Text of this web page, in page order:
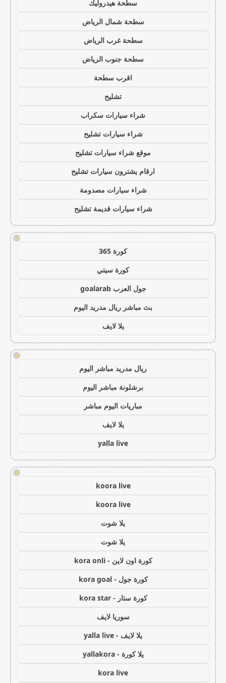
سطحة هيدروليك
سطحة شمال الرياض
سطحة غرب الرياض
سطحة جنوب الرياض
اقرب سطحة
تشليح
شراء سيارات سكراب
شراء سيارات تشليح
موقع شراء سيارات تشليح
ارقام يشترون سيارات تشليح
شراء سيارات مصدومة
شراء سيارات قديمة تشليح
!
كورة 365
كورة سيتي
جول العرب goalarab
بث مباشر ريال مدريد اليوم
يلا لايف
!
ريال مدريد مباشر اليوم
برشلونة مباشر اليوم
مباريات اليوم مباشر
يلا لايف
yalla live
!
koora live
koora live
يلا شوت
يلا شوت
كورة اون لاين - kora onli
كورة جول - kora goal
كورة ستار - kora star
سوريا لايف
يلا لايف - yalla live
يلا كورة - yallakora
kora live